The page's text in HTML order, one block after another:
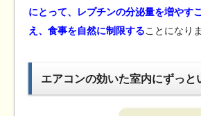
にとって、レプチンの分泌量を増やす
え、食事を自然に制限することになり
エアコンの効いた室内にずっと